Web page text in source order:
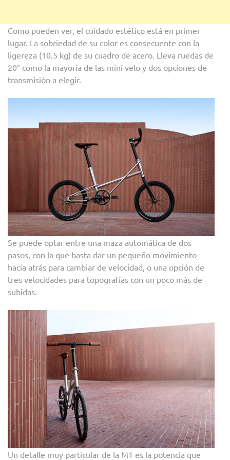
Como pueden ver, el cuidado estético está en primer
lugar. La sobriedad de su color es consecuente con la
ligereza (10.5 kg) de su cuadro de acero. Lleva ruedas de
20″ como la mayoría de las mini velo y dos opciones de
transmisión a elegir.
Se puede optar entre una maza automática de dos
pasos, con la que basta dar un pequeño movimiento
hacia atrás para cambiar de velocidad, o una opción de
tres velocidades para topografías con un poco más de
subidas.
Un detalle muy particular de la M1 es la potencia que